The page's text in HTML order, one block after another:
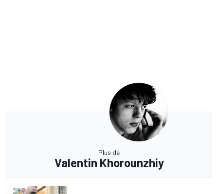
Plus de
Valentin Khorounzhiy